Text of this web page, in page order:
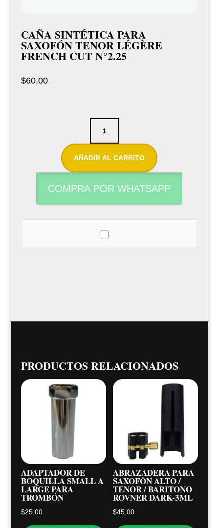
CAÑA SINTÉTICA PARA
SAXOFÓN TENOR LÉGÈRE
FRENCH CUT N°2.25
$60,00
Légère
French
N°2.25
AÑADIR AL CARRITO
COMPRA POR WHATSAPP
PRODUCTOS RELACIONADOS
ADAPTADOR DE
BOQUILLA SMALL A
LARGE PARA
TROMBÓN
$25,00
ABRAZADERA PARA
SAXOFÓN ALTO /
TENOR / BARITONO
ROVNER DARK-3ML
$45,00